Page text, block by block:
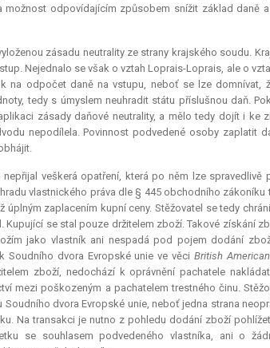
odpovídajícím způsobem snížit základ daně
zásadu neutrality ze strany krajského soudu.
Nejednalo se však o vztah Loprais-Loprais, ale o
na odpočet daně na vstupu, neboť se lze domnívat,
tedy s úmyslem neuhradit státu příslušnou daň.
zásady daňové neutrality, a mělo tedy dojít i ke
nepodílela. Povinnost podvedené osoby zaplatit
veškerá opatření, která po něm lze spravedlivě
vlastnického práva dle § 445 obchodního zákoníku
zaplacením kupní ceny. Stěžovatel se tedy
se stal pouze držitelem zboží. Takové získání
jako vlastník ani nespadá pod pojem dodání
Soudního dvora Evropské unie ve věci British
zboží, nedochází k oprávnění pachatele
mezi poškozeným a pachatelem trestného činu.
dvora Evropské unie, neboť jedna strana
Na transakci je nutno z pohledu dodání zboží
se souhlasem podvedeného vlastníka, ani o